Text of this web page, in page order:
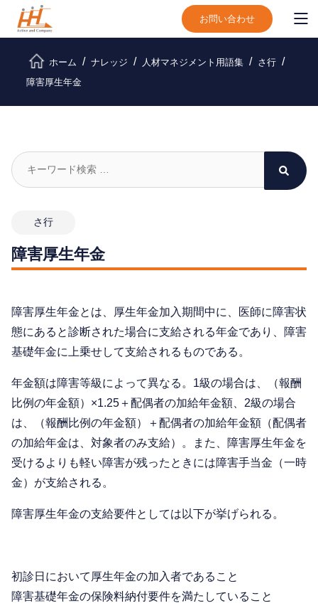
お問い合わせ
ホーム ナレッジ 人材マネジメント用語集
さ行
障害厚生年金
さ行
障害厚生年金
障害厚生年金とは、厚生年金加入期間中に、医師に障害状
態にあると診断された場合に支給される年金であり、障害
基礎年金に上乗せして支給されるものである。
年金額は障害等級によって異なる。1級の場合は、（報酬
比例の年金額）×1.25＋配偶者の加給年金額、2級の場合
は、（報酬比例の年金額）＋配偶者の加給年金額（配偶者
の加給年金は、対象者のみ支給）。また、障害厚生年金を
受けるよりも軽い障害が残ったときには障害手当金（一時
金）が支給される。
障害厚生年金の支給要件としては以下が挙げられる。
初診日において厚生年金の加入者であること
障害基礎年金の保険料納付要件を満たしていること